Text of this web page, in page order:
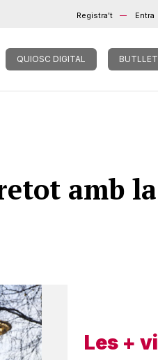
Registra't Entra
QUIOSC DIGITAL
amb
Les +